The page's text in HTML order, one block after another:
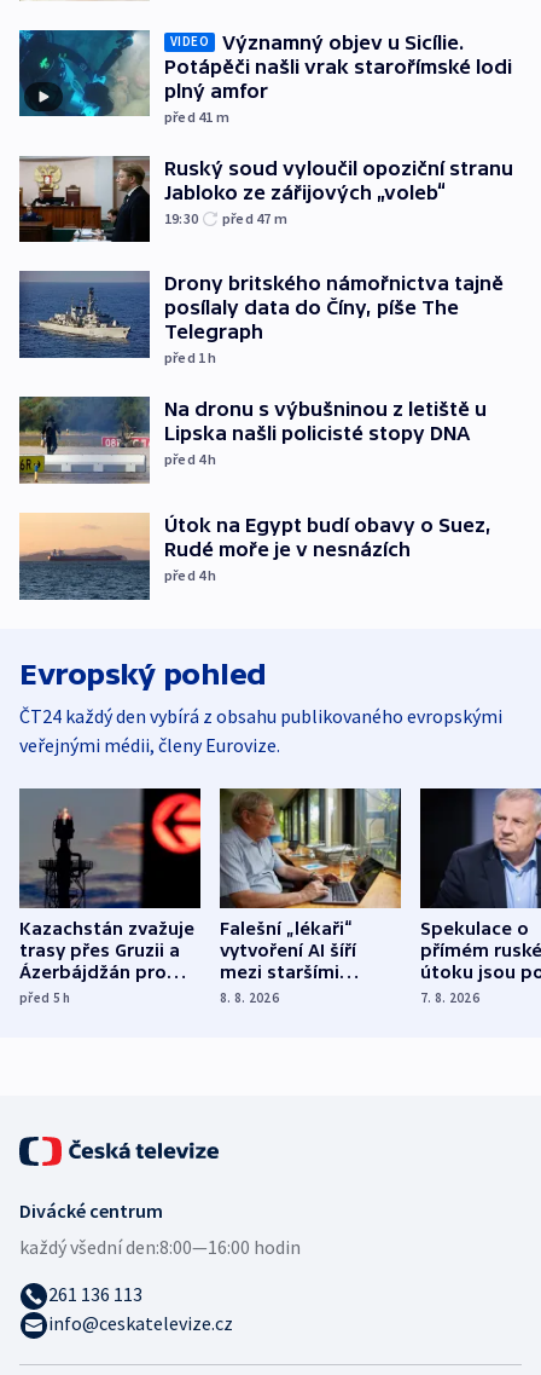
VIDEO
Významný objev u Sicílie.
Potápěči našli vrak starořímské lodi
plný amfor
před 41 m
Ruský soud vyloučil opoziční stranu
Jabloko ze zářijových „voleb“
19:30 před 47 m
Drony britského námořnictva tajně
posílaly data do Číny, píše The
Telegraph
před 1h
Na dronu s výbušninou z letiště u
Lipska našli policisté stopy DNA
před 4h
Útok na Egypt budí obavy o Suez,
Rudé moře je v nesnázích
před 4h
Evropský pohled
ČT24 každý den vybírá z obsahu publikovaného evropskými
veřejnými médii, členy Eurovize.
Kazachstán zvažuje
trasy přes Gruzii a
Ázerbájdžán pro
vývoz ropy do
před 5h
Falešní „lékaři“
vytvoření AI šíří
mezi staršími
Poláky nebezpečné
8. 8. 2026
Spekulace o
přímém
útoku jsou
míní
7. 8. 2026
Divácké centrum
každý všední den:8:00—16:00 hodin
261 136 113
info@ceskatelevize.cz